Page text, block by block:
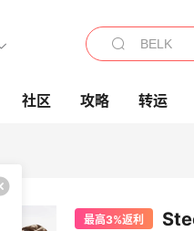
社区 攻略 转运
最高3%返利